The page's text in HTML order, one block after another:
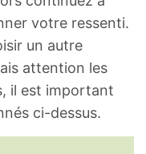
votre ressenti.
un autre
attention les
il est important
ci-dessus.